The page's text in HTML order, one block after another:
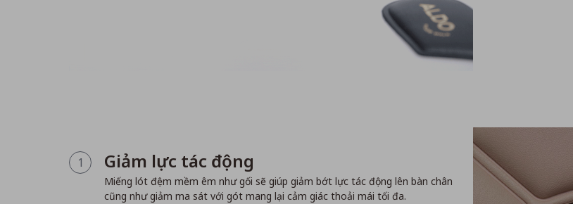
1 Giảm lực tác động
Miếng lót đệm mềm êm như gối sẽ giúp giảm bớt lực tác động lên bàn chân
cũng như giảm ma sát với gót mang lại cảm giác thoải mái tối đa.